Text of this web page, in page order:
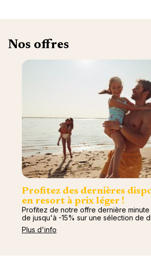
Nos offres
Profitez des dernières
en resort à prix léger !
Profitez de notre offre dernière
de jusqu'à -15% sur une sélection de
Plus d'info